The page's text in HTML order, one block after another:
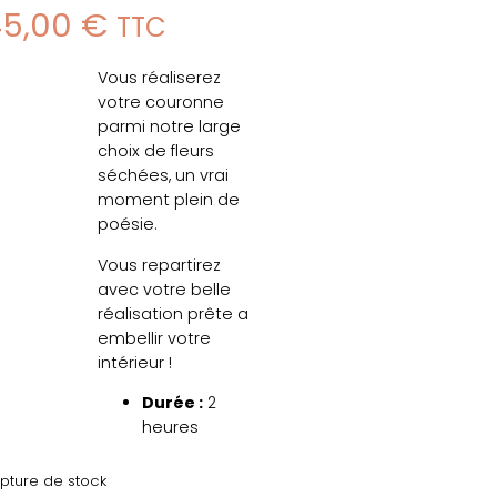
€ TTC
Vous réaliserez
votre couronne
parmi notre large
choix de fleurs
séchées, un vrai
moment plein de
poésie.
Vous repartirez
avec votre belle
réalisation prête a
embellir votre
intérieur !
Durée : 2
heures
de stock